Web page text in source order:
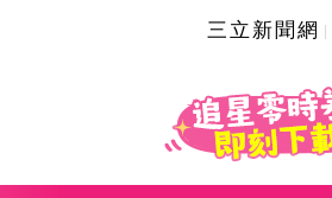
三立新聞網